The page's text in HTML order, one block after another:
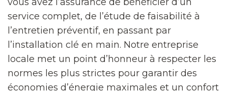
service complet, de l’étude de faisabilité à
l’entretien préventif, en passant par
l’installation clé en main. Notre entreprise
locale met un point d’honneur à respecter les
normes les plus strictes pour garantir des
économies d’énergie maximales et un confort